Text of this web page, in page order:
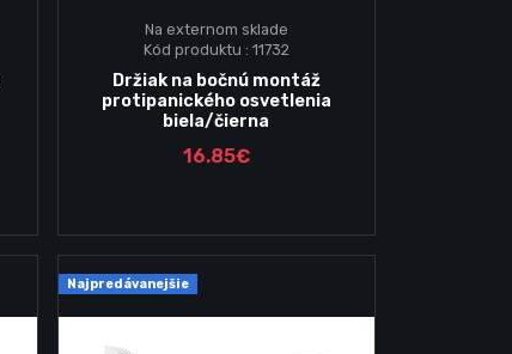
Vložiť do košika
Na externom sklade
Kód produktu : 11732
Držiak na bočnú montáž
protipanického osvetlenia
biela/čierna
16.85€
Najpredávanejšie